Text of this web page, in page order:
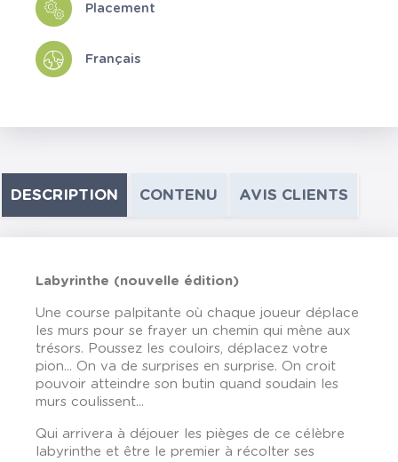
Placement
Français
DESCRIPTION CONTENU AVIS CLIENTS
Labyrinthe (nouvelle édition)
Une course palpitante où chaque joueur déplace
les murs pour se frayer un chemin qui mène aux
trésors. Poussez les couloirs, déplacez votre
pion... On va de surprises en surprise. On croit
pouvoir atteindre son butin quand soudain les
murs coulissent...
Qui arrivera à déjouer les pièges de ce célèbre
labyrinthe et être le premier à récolter ses